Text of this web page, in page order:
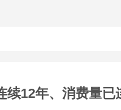
续12年、消费量已